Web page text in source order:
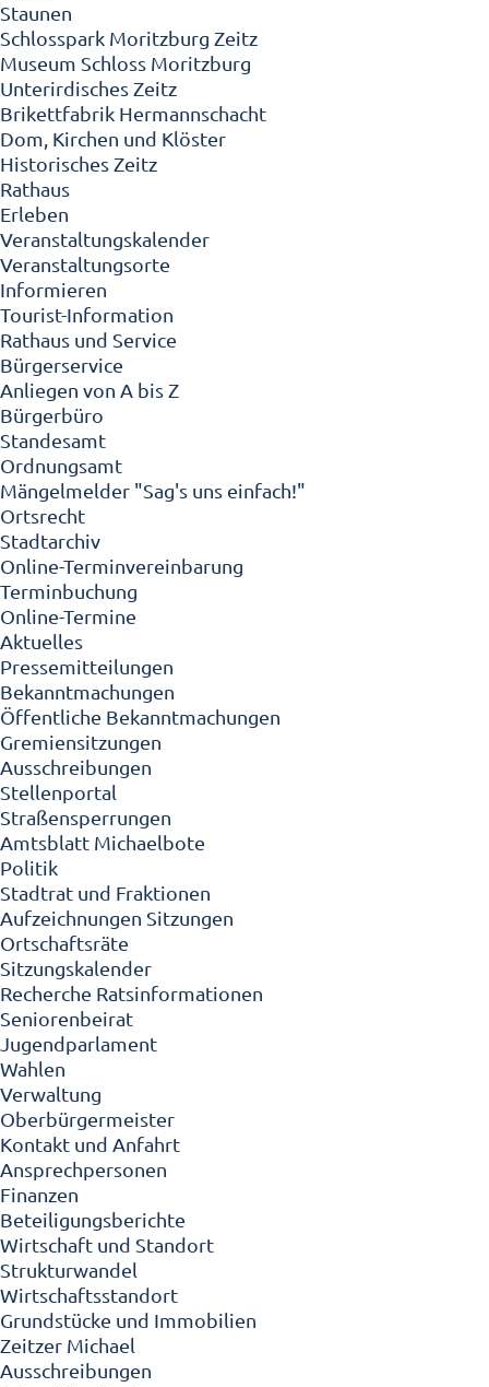
Staunen
Schlosspark Moritzburg Zeitz
Museum Schloss Moritzburg
Unterirdisches Zeitz
Brikettfabrik Hermannschacht
Dom, Kirchen und Klöster
Historisches Zeitz
Rathaus
Erleben
Veranstaltungskalender
Veranstaltungsorte
Informieren
Tourist-Information
Rathaus und Service
Bürgerservice
Anliegen von A bis Z
Bürgerbüro
Standesamt
Ordnungsamt
Mängelmelder "Sag's uns einfach!"
Ortsrecht
Stadtarchiv
Online-Terminvereinbarung
Terminbuchung
Online-Termine
Aktuelles
Pressemitteilungen
Bekanntmachungen
Öffentliche Bekanntmachungen
Gremiensitzungen
Ausschreibungen
Stellenportal
Straßensperrungen
Amtsblatt Michaelbote
Politik
Stadtrat und Fraktionen
Aufzeichnungen Sitzungen
Ortschaftsräte
Sitzungskalender
Recherche Ratsinformationen
Seniorenbeirat
Jugendparlament
Wahlen
Verwaltung
Oberbürgermeister
Kontakt und Anfahrt
Ansprechpersonen
Finanzen
Beteiligungsberichte
Wirtschaft und Standort
Strukturwandel
Wirtschaftsstandort
Grundstücke und Immobilien
Zeitzer Michael
Ausschreibungen